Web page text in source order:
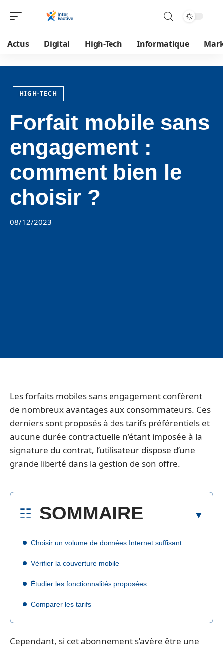
Actus Digital High-Tech Informatique
HIGH-TECH
Forfait mobile sans
engagement :
comment bien le
choisir ?
08/12/2023
Les forfaits mobiles sans engagement confèrent
de nombreux avantages aux consommateurs. Ces
derniers sont proposés à des tarifs préférentiels et
aucune durée contractuelle n’étant imposée à la
signature du contrat, l’utilisateur dispose d’une
grande liberté dans la gestion de son offre.
SOMMAIRE
Choisir un volume de données Internet suffisant
Vérifier la couverture mobile
Étudier les fonctionnalités proposées
Comparer les tarifs
Cependant, si cet abonnement s’avère être une